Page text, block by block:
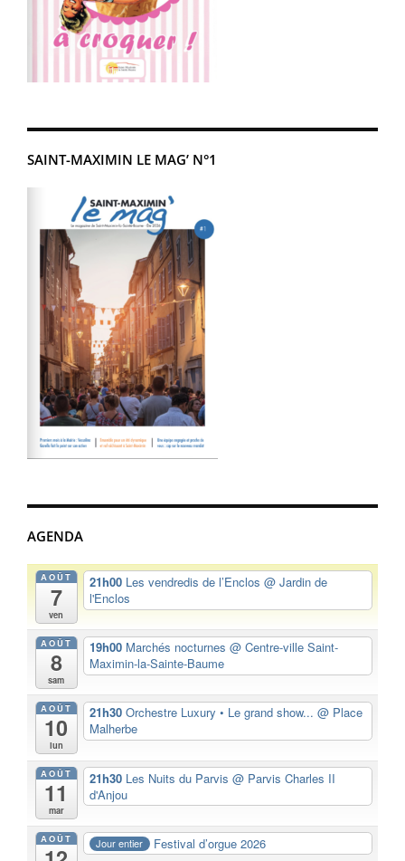
SAINT-MAXIMIN LE MAG’ N°1
AGENDA
AOÛT
7
ven
21h00 Les vendredis de l’Enclos @ Jardin de
l'Enclos
AOÛT
8
sam
19h00 Marchés nocturnes @ Centre-ville Saint-
Maximin-la-Sainte-Baume
AOÛT
10
lun
21h30 Orchestre Luxury • Le grand show... @ Place
Malherbe
AOÛT
11
mar
21h30 Les Nuits du Parvis @ Parvis Charles II
d'Anjou
AOÛT Jour entier
Festival d’orgue 2026